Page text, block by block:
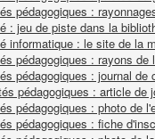
pédagogiques :
: jeu de piste dans la
informatique : le site de la
pédagogiques : rayons de
pédagogiques : journal de
pédagogiques : article de
pédagogiques : photo de
pédagogiques : fiche